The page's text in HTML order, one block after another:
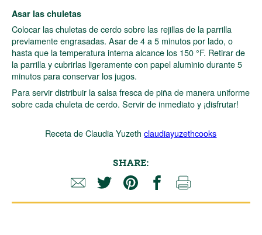
Asar las chuletas
Colocar las chuletas de cerdo sobre las rejillas de la parrilla
previamente engrasadas. Asar de 4 a 5 minutos por lado, o
hasta que la temperatura interna alcance los 150 °F. Retirar de
la parrilla y cubrirlas ligeramente con papel aluminio durante 5
minutos para conservar los jugos.
Para servir distribuir la salsa fresca de piña de manera uniforme
sobre cada chuleta de cerdo. Servir de inmediato y ¡disfrutar!
Receta de Claudia Yuzethclaudiayuzethcooks
SHARE: